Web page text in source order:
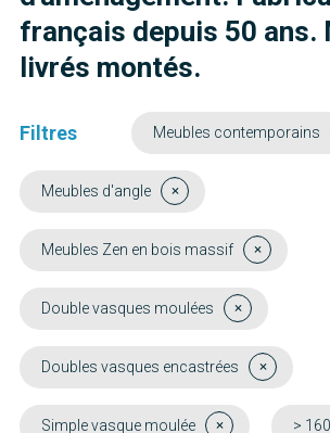
français depuis 50 ans.
livrés montés.
Filtres Meubles contemporains
Meubles d'angle
Meubles Zen en bois massif
Double vasques moulées
Doubles vasques encastrées
Simple vasque moulée >